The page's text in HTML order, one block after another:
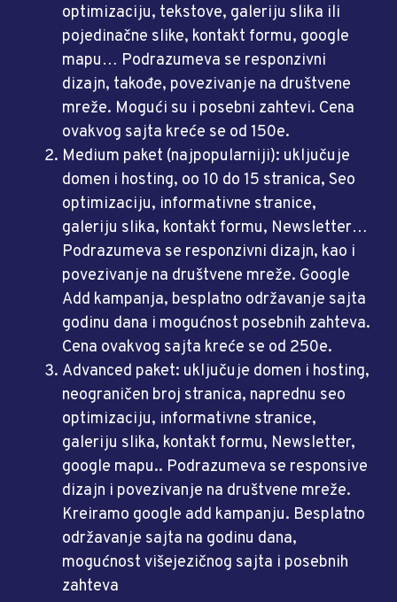
optimizaciju, tekstove, galeriju slika ili
pojedinačne slike, kontakt formu, google
mapu… Podrazumeva se responzivni
dizajn, takođe, povezivanje na društvene
mreže. Mogući su i posebni zahtevi. Cena
ovakvog sajta kreće se od 150e.
Medium paket (najpopularniji): uključuje
domen i hosting, oo 10 do 15 stranica, Seo
optimizaciju, informativne stranice,
galeriju slika, kontakt formu, Newsletter…
Podrazumeva se responzivni dizajn, kao i
povezivanje na društvene mreže. Google
Add kampanja, besplatno održavanje sajta
godinu dana i mogućnost posebnih zahteva.
Cena ovakvog sajta kreće se od 250e.
Advanced paket: uključuje domen i hosting,
neograničen broj stranica, naprednu seo
optimizaciju, informativne stranice,
galeriju slika, kontakt formu, Newsletter,
google mapu.. Podrazumeva se responsive
dizajn i povezivanje na društvene mreže.
Kreiramo google add kampanju. Besplatno
održavanje sajta na godinu dana,
mogućnost višejezičnog sajta i posebnih
zahteva